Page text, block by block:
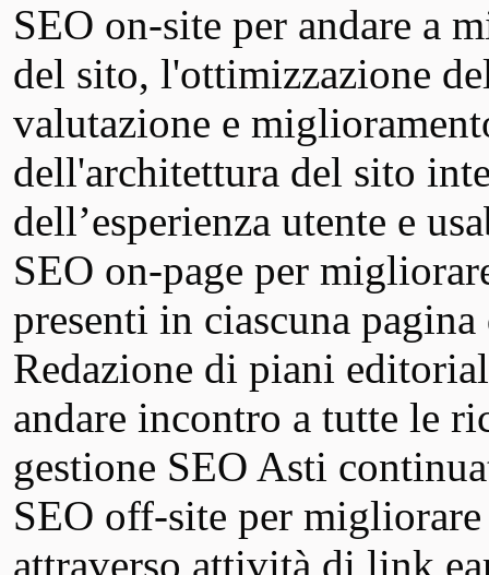
SEO on-site per andare a
del sito, l'ottimizzazione
valutazione e
dell'architettura del sito
dell’esperienza utente e
SEO on-page per
presenti in ciascuna
Redazione di piani
andare incontro a tutte le
gestione SEO Asti
SEO off-site per
attraverso attività di link